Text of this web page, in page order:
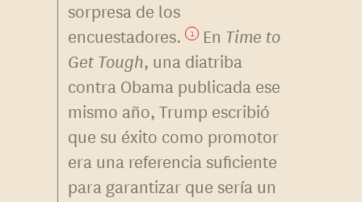
sorpresa de los
encuestadores. 1 En Time to
Get Tough, una diatriba
contra Obama publicada ese
mismo año, Trump escribió
que su éxito como promotor
era una referencia suficiente
para garantizar que sería un